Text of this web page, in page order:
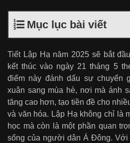
Mục lục bài viết
Tiết Lập Hạ năm 2025 sẽ bắt
kết thúc vào ngày 21 tháng 5
điểm này đánh dấu sự chuyển
xuân sang mùa hè, nơi mà ánh
tăng cao hơn, tạo tiền đề cho
và văn hóa. Lập Hạ không chỉ là
học mà còn là một phần quan
sống của người dân Á Đông. Với